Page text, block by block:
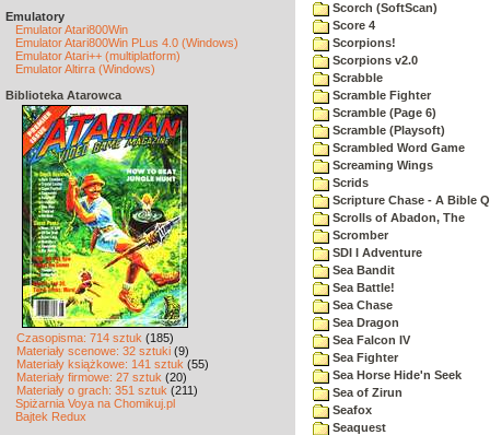
Emulatory
Emulator Atari800Win
Emulator Atari800Win PLus 4.0 (Windows)
Emulator Atari++ (multiplatform)
Emulator Altirra (Windows)
Biblioteka Atarowca
Czasopisma: 714 sztuk (185)
Materiały scenowe: 32 sztuki (9)
Materiały książkowe: 141 sztuk (55)
Materiały firmowe: 27 sztuk (20)
Materiały o grach: 351 sztuk (211)
Spiżarnia Voya na Chomikuj.pl
Bajtek Redux
Scorch (SoftScan)
Score 4
Scorpions!
Scorpions v2.0
Scrabble
Scramble Fighter
Scramble (Page 6)
Scramble (Playsoft)
Scrambled Word Game
Screaming Wings
Scrids
Scripture Chase - A Bible
Scrolls of Abadon, The
Scromber
SDI I Adventure
Sea Bandit
Sea Battle!
Sea Chase
Sea Dragon
Sea Falcon IV
Sea Fighter
Sea Horse Hide'n Seek
Sea of Zirun
Seafox
Seaquest